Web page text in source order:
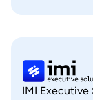
IMI Executive